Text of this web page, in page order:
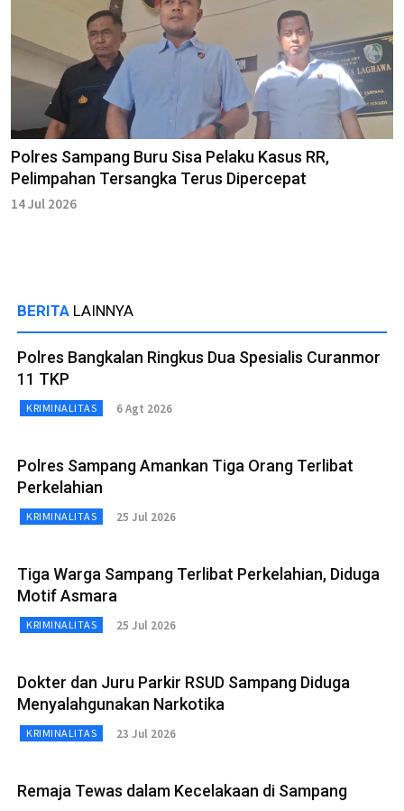
Polres Sampang Buru Sisa Pelaku Kasus RR,
Pelimpahan Tersangka Terus Dipercepat
14 Jul 2026
BERITA LAINNYA
Polres Bangkalan Ringkus Dua Spesialis Curanmor
11 TKP
KRIMINALITAS 6 Agt 2026
Polres Sampang Amankan Tiga Orang Terlibat
Perkelahian
KRIMINALITAS 25 Jul 2026
Tiga Warga Sampang Terlibat Perkelahian, Diduga
Motif Asmara
KRIMINALITAS 25 Jul 2026
Dokter dan Juru Parkir RSUD Sampang Diduga
Menyalahgunakan Narkotika
KRIMINALITAS 23 Jul 2026
Remaja Tewas dalam Kecelakaan di Sampang